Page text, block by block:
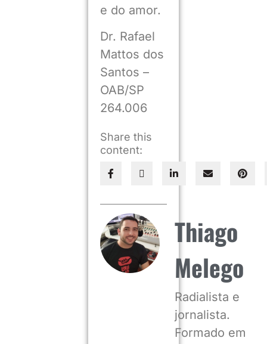
e do amor.
Dr. Rafael
Mattos dos
Santos –
OAB/SP
264.006
Share this
content:
Thiago
Melego
Radialista e
jornalista.
Formado em